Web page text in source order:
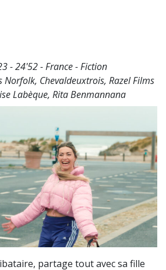
- 24'52 - France - Fiction
Norfolk, Chevaldeuxtrois, Razel Films
Labèque, Rita Benmannana
partage tout avec sa fille